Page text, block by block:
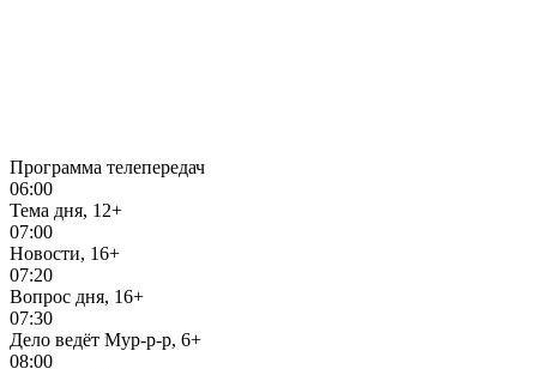
Программа телепередач
06:00
Тема дня, 12+
07:00
Новости, 16+
07:20
Вопрос дня, 16+
07:30
Дело ведёт Мур-р-р, 6+
08:00